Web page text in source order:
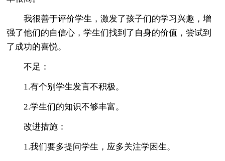
我很善于评价学生，激发了孩子们的学习兴趣，增
强了他们的自信心，学生们找到了自身的价值，尝试到
了成功的喜悦。
不足：
1.有个别学生发言不积极。
2.学生们的知识不够丰富。
改进措施：
1.我们要多提问学生，应多关注学困生。